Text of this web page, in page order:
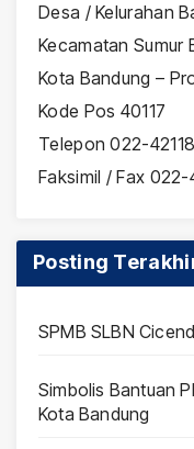
Desa / Kelurahan
Kecamatan Sumur
Kota Bandung –
Kode Pos 40117
Telepon 022-
Faksimil / Fax 022-
Posting
SPMB SLBN
Simbolis Bantuan
Kota Bandung